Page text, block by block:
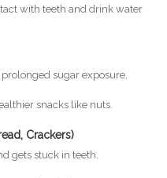
with teeth and drink water
sugar exposure.
snacks like nuts.
Crackers)
gets stuck in teeth.